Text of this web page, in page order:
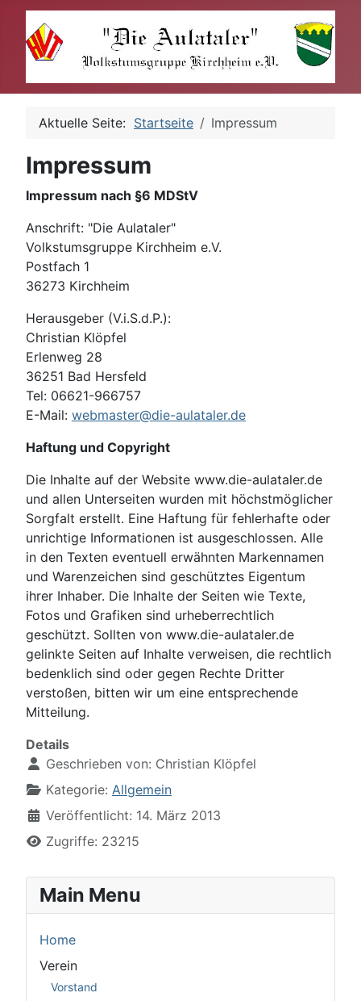
Aktuelle Seite: Startseite Impressum
Impressum
Impressum nach §6 MDStV
Anschrift: "Die Aulataler"
Volkstumsgruppe Kirchheim e.V.
Postfach 1
36273 Kirchheim
Herausgeber (V.i.S.d.P.):
Christian Klöpfel
Erlenweg 28
36251 Bad Hersfeld
Tel: 06621-966757
E-Mail: webmaster@die-aulataler.de
Haftung und Copyright
Die Inhalte auf der Website www.die-aulataler.de
und allen Unterseiten wurden mit höchstmöglicher
Sorgfalt erstellt. Eine Haftung für fehlerhafte oder
unrichtige Informationen ist ausgeschlossen. Alle
in den Texten eventuell erwähnten Markennamen
und Warenzeichen sind geschütztes Eigentum
ihrer Inhaber. Die Inhalte der Seiten wie Texte,
Fotos und Grafiken sind urheberrechtlich
geschützt. Sollten von www.die-aulataler.de
gelinkte Seiten auf Inhalte verweisen, die rechtlich
bedenklich sind oder gegen Rechte Dritter
verstoßen, bitten wir um eine entsprechende
Mitteilung.
Details
Geschrieben von: Christian Klöpfel
Kategorie: Allgemein
Veröffentlicht: 14. März 2013
Zugriffe: 23215
Main Menu
Home
Verein
Vorstand